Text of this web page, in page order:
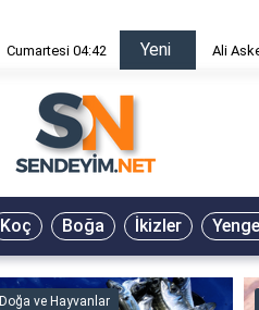
Cumartesi 04:42 Yeni Ali
Koç Boğa İkizler
Doğa ve Hayvanlar